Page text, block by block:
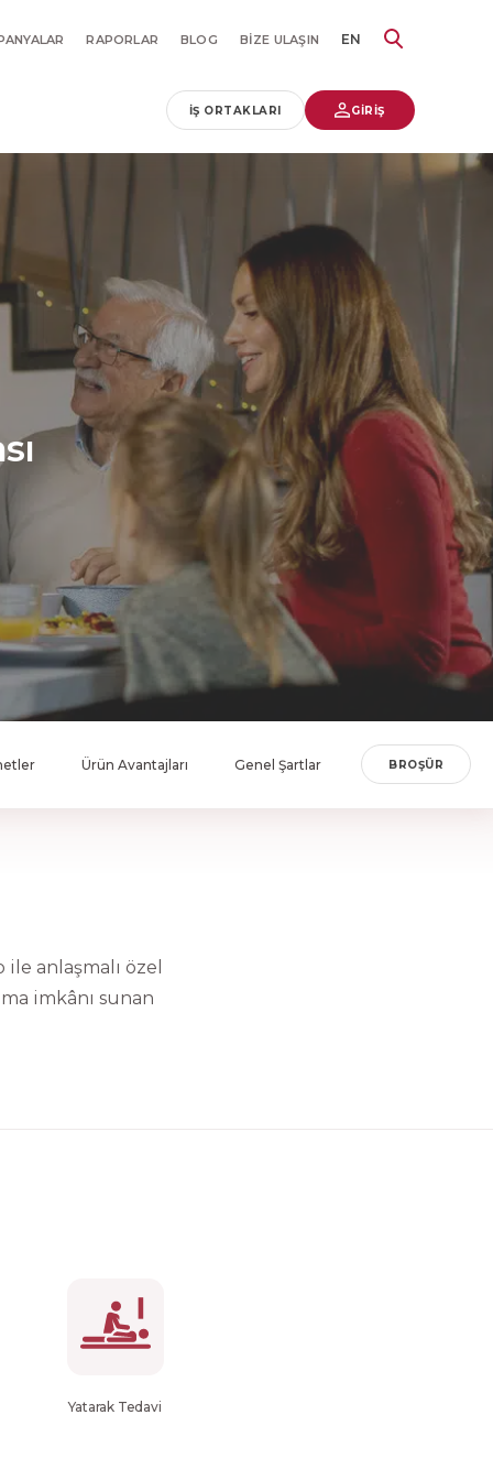
RAPORLAR BLOG BIZE ULAŞIN EN
İŞ ORTAKLARI GİRİŞ
Ürün Avantajları Genel Şartlar BROŞÜR
ile anlaşmalı özel
imkânı sunan
Yatarak Tedavi